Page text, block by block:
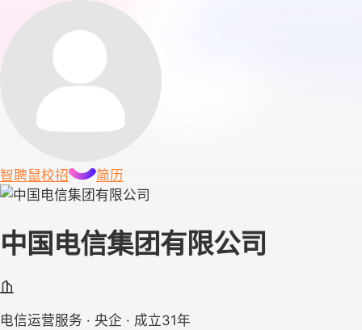
智聘鼠校招 简历
中国电信集团有限公司
电信运营服务 · 央企 · 成立31年